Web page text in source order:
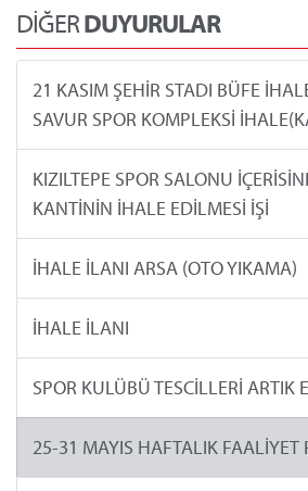
DİĞERDUYURULAR
21 KASIM ŞEHİR STADI BÜFE
SAVUR SPOR KOMPLEKSİ
KIZILTEPE SPOR SALONU
KANTİNİN İHALE EDİLMESİ İŞİ
İHALE İLANI ARSA (OTO YIKAMA)
İHALE İLANI
SPOR KULÜBÜ TESCİLLERİ ARTIK
25-31 MAYIS HAFTALIK FAALİYET
Ödeme